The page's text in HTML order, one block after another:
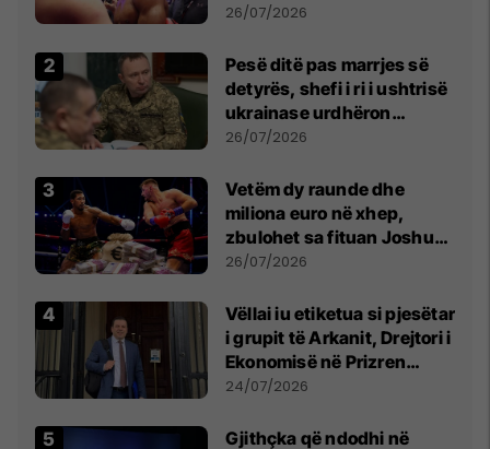
26/07/2026
Pesë ditë pas marrjes së
detyrës, shefi i ri i ushtrisë
ukrainase urdhëron
kontroll të madh
26/07/2026
Vetëm dy raunde dhe
miliona euro në xhep,
zbulohet sa fituan Joshua
e Prenga
26/07/2026
Vëllai iu etiketua si pjesëtar
i grupit të Arkanit, Drejtori i
Ekonomisë në Prizren
mohon pretendimet
24/07/2026
Gjithçka që ndodhi në